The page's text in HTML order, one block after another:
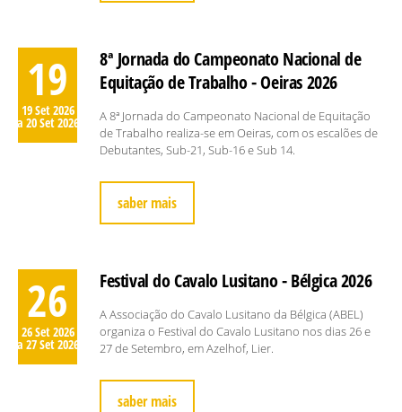
19
19 Set 2026
a 20 Set 2026
8ª Jornada do Campeonato Nacional de
Equitação de Trabalho - Oeiras 2026
A 8ª Jornada do Campeonato Nacional de Equitação
de Trabalho realiza-se em Oeiras, com os escalões de
Debutantes, Sub-21, Sub-16 e Sub 14.
saber mais
26
26 Set 2026
a 27 Set 2026
Festival do Cavalo Lusitano - Bélgica 2026
A Associação do Cavalo Lusitano da Bélgica (ABEL)
organiza o Festival do Cavalo Lusitano nos dias 26 e
27 de Setembro, em Azelhof, Lier.
saber mais